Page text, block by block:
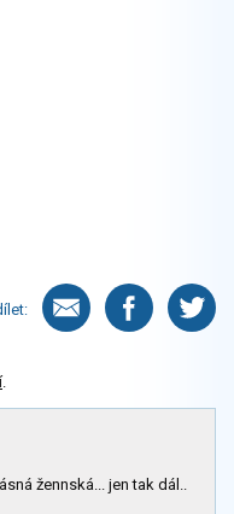
.
žennská... jen tak dál..